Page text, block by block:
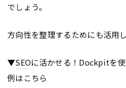
でしょう。
方向性を整理するためにも活用
▼SEOに活かせる！Dockpitを
例はこちら